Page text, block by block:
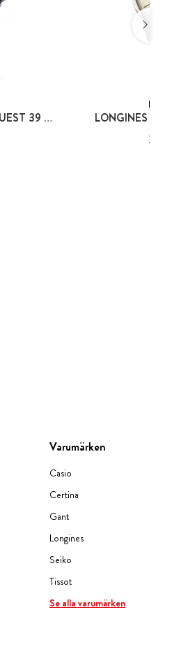
LONGINES HYDROCONQUEST 39 MM
LONGINES
Pris23
Varumärken
Casio
Certina
Gant
Longines
Seiko
Tissot
Se alla varumärken